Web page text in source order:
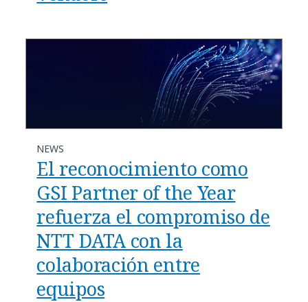
NEWS
El reconocimiento como
GSI Partner of the Year
refuerza el compromiso de
NTT DATA con la
colaboración entre
equipos